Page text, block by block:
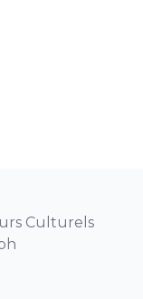
Culturels